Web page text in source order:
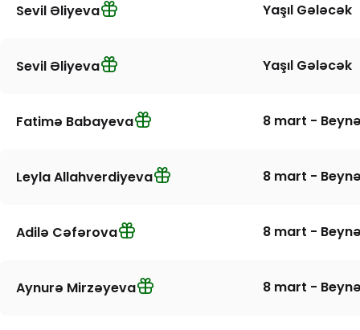
Sevil Əliyeva Yaşıl Gələcək
Sevil Əliyeva Yaşıl Gələcək
Fatimə Babayeva 8 mart -
Leyla Allahverdiyeva 8 mart -
Adilə Cəfərova 8 mart -
Aynurə Mirzəyeva 8 mart -